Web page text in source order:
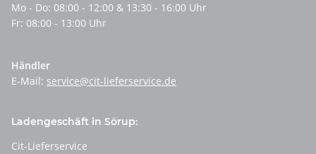
Mo - Do: 08:00 - 12:00 & 13:30 - 16:00 Uhr
Fr: 08:00 - 13:00 Uhr
Händler
E-Mail: service@cit-lieferservice.de
Ladengeschäft in Sörup:
Cit-Lieferservice